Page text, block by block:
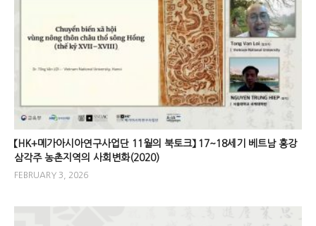
【HK+메가아시아연구사업단 11월의 북토크】 17~18세기 베트남 홍강
삼각주 농촌지역의 사회변화(2020)
FEBRUARY 3, 2026